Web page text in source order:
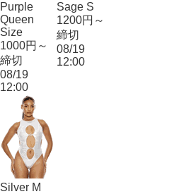
Purple
Queen
Size
1000円～
締切
08/19
12:00
Sage S
1200円～
締切
08/19
12:00
Silver M